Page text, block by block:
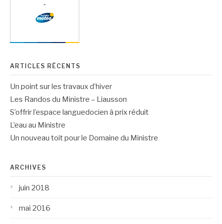
ARTICLES RÉCENTS
Un point sur les travaux d’hiver
Les Randos du Ministre – Liausson
S’offrir l’espace languedocien à prix réduit
L’eau au Ministre
Un nouveau toit pour le Domaine du Ministre
ARCHIVES
juin 2018
mai 2016